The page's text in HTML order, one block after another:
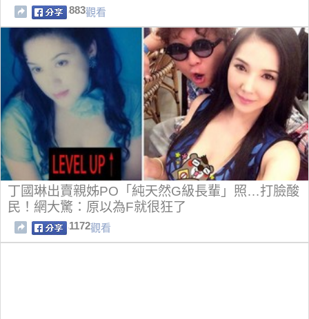
883觀看
丁國琳出賣親姊PO「純天然G級長輩」照…打臉酸
民！網大驚：原以為F就很狂了
1172觀看